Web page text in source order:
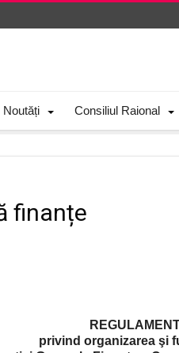
Noutăți Consiliul Raional
finanțe
privind organizarea şi